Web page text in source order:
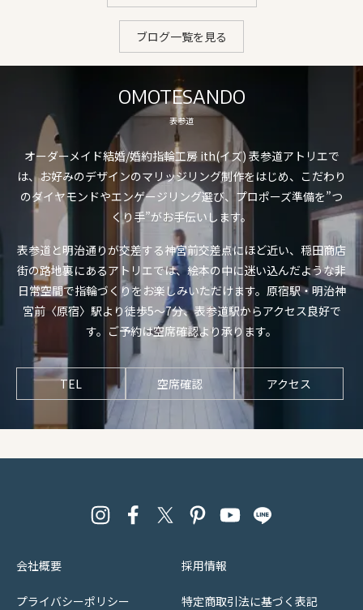
ブログ一覧を見る
OMOTESANDO
表参道
オーダーメイド結婚/婚約指輪工房 ith(イズ) 表参道アトリエで
は、お好みのデザインのマリッジリング制作をはじめ、こだわり
のダイヤモンドやエンゲージリング選び、プロポーズ準備を”つ
くり手”がお手伝いします。
表参道と明治通りが交差する神宮前交差点にほど近い、穏田商店
街の路地裏にあるアトリエでは、絵本の中に迷い込んだような非
日常空間で指輪づくりをお楽しみいただけます。原宿駅・明治神
宮前〈原宿〉駅より徒歩5〜7分、表参道駅からアクセス良好で
す。ご予約は空席確認より承ります。
TEL 空席確認 アクセス
会社概要 採用情報
プライバシーポリシー 特定商取引法に基づく表記